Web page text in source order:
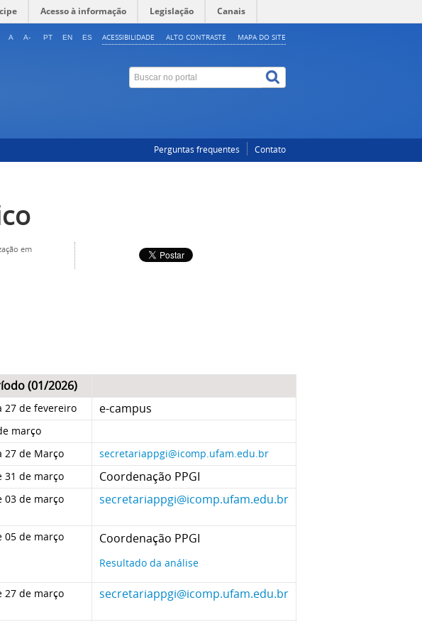
Acesso à informação Legislação Canais
ACESSIBILIDADE ALTO CONTRASTE MAPA DO SITE
A A- PT EN ES
Perguntas frequentes Contato
em
(01/2026)
27 de fevereiro
e-campus
março
27 de Março secretariappgi@icomp.ufam.edu.br
31 de março
Coordenação PPGI
03 de março secretariappgi@icomp.ufam.edu.br
05 de março Coordenação PPGI
Resultado da análise
27 de março secretariappgi@icomp.ufam.edu.br